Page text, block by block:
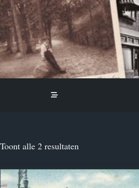
Skip
to
content
Toont alle 2 resultaten